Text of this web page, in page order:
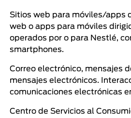
Sitios web para móviles/apps
web o apps para móviles
operados por o para Nestlé,
smartphones.
Correo electrónico, mensajes
mensajes electrónicos.
comunicaciones electrónicas
Centro de Servicios al